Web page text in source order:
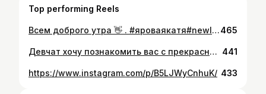
Top performing Reels
Всем доброго утра 👋 . #яроваякатя#newlook#fashion#lookoftheday#nizhnevartovsk86#lovework#love#beautiful#beautifulgirls##stilist#stilistika#goodmorning#goodfood#доброеутро#шопингсопровождение#разгоборгардероба#нижневартовск#сургут#мегион#покачи#когалым#писатьвдирект#личныйстилист#актуальность#музыка#москва#питер#омск#самара#тюмень . Зовут меня Катя 😉 8(982)582-66-82465
Девчат хочу познакомить вас с прекрасным визажистом @kateshehireva, а так же профессионалом своего дела! Новогодние праздники не за горами, и что бы всё вовремя успеть и быть неотразимой на корпоративе, на фотосессии, заранее планируйте запись к этой феи 🧚🏼‍♀️ ! 441
https://www.instagram.com/p/B5LJWyCnhuK/ 433